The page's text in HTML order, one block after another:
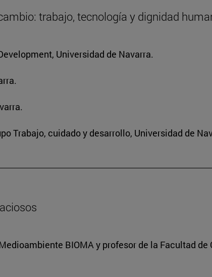
trabajo, tecnología y dignidad
Universidad de Navarra.
Trabajo, cuidado y desarrollo, Universidad de
BIOMA y profesor de la Facultad de